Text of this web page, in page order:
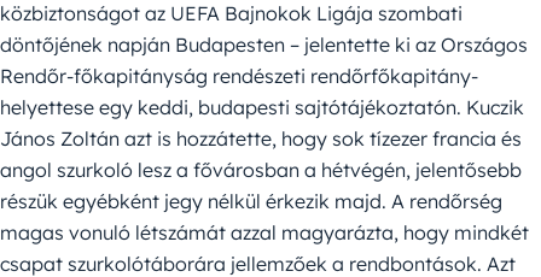
közbiztonságot az UEFA Bajnokok Ligája szombati
döntőjének napján Budapesten – jelentette ki az Országos
Rendőr-főkapitányság rendészeti rendőrfőkapitány-
helyettese egy keddi, budapesti sajtótájékoztatón. Kuczik
János Zoltán azt is hozzátette, hogy sok tízezer francia és
angol szurkoló lesz a fővárosban a hétvégén, jelentősebb
részük egyébként jegy nélkül érkezik majd. A rendőrség
magas vonuló létszámát azzal magyarázta, hogy mindkét
csapat szurkolótáborára jellemzőek a rendbontások. Azt